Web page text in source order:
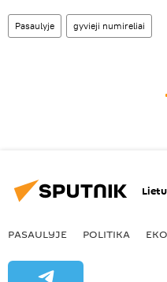
Pasaulyje gyvieji numireliai
PASAULYJE POLITIKA